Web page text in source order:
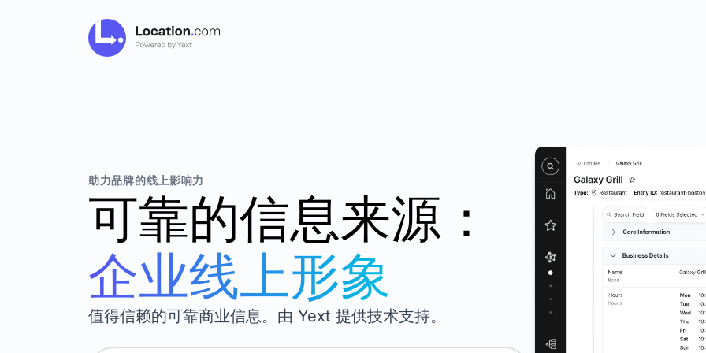
助力品牌的线上影响力
可靠的信息来源：
企业线上形象
值得信赖的可靠商业信息。由 Yext 提供技术支持。